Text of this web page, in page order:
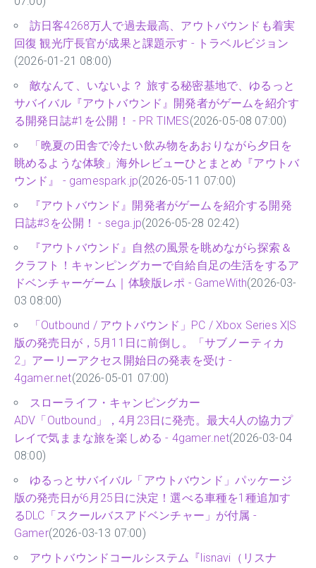
訪日客4268万人で過去最高、アウトバウンドも着実
回復 観光庁長官が成果と課題示す - トラベルビジョン
(2026-01-21 08:00)
敵なんて、いないよ？ 旅する秘密基地で、ゆるっと
サバイバル『アウトバウンド』開発者がゲームを紹介す
る開発日誌#1を公開！ - PR TIMES(2026-05-08 07:00)
「晩夏の田舎で冷たい飲み物をあおりながら夕日を
眺めるような体験」海外レビューひとまとめ『アウトバ
ウンド』 - gamespark.jp(2026-05-11 07:00)
『アウトバウンド』開発者がゲームを紹介する開発
日誌#3を公開！ - sega.jp(2026-05-28 02:42)
『アウトバウンド』自然の風景を眺めながら探索＆
クラフト！キャンピングカーで自給自足の生活をするア
ドベンチャーゲーム｜体験版レポ - GameWith(2026-03-
03 08:00)
「Outbound / アウトバウンド」PC / Xbox Series X|S
版の発売日が，5月11日に前倒し。「サブノーティカ
2」アーリーアクセス開始日の発表を受け -
4gamer.net(2026-05-01 07:00)
スローライフ・キャンピングカー
ADV「Outbound」，4月23日に発売。最大4人の協力プ
レイで気ままな旅を楽しめる - 4gamer.net(2026-03-04
08:00)
ゆるっとサバイバル「アウトバウンド」パッケージ
版の発売日が6月25日に決定！選べる車種を1種追加す
るDLC「スクールバスアドベンチャー」が付属 -
Gamer(2026-03-13 07:00)
アウトバウンドコールシステム『lisnavi（リスナ